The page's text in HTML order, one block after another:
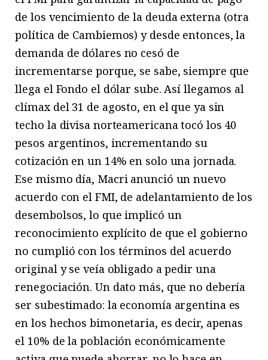
de los vencimiento de la deuda externa (otra
política de Cambiemos) y desde entonces, la
demanda de dólares no cesó de
incrementarse porque, se sabe, siempre que
llega el Fondo el dólar sube. Así llegamos al
clímax del 31 de agosto, en el que ya sin
techo la divisa norteamericana tocó los 40
pesos argentinos, incrementando su
cotización en un 14% en solo una jornada.
Ese mismo día, Macri anunció un nuevo
acuerdo con el FMI, de adelantamiento de los
desembolsos, lo que implicó un
reconocimiento explícito de que el gobierno
no cumplió con los términos del acuerdo
original y se veía obligado a pedir una
renegociación. Un dato más, que no debería
ser subestimado: la economía argentina es
en los hechos bimonetaria, es decir, apenas
el 10% de la población económicamente